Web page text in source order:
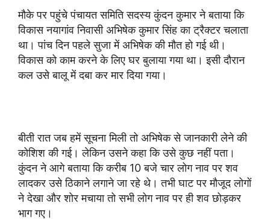
मौके पर पहुंचे पंचायत समिति सदस्य कुंदन कुमार ने बताया कि
विकास नयागांव निवासी अभिषेक कुमार सिंह का ट्रैक्टर चलाता
था। पांच दिन पहले सुजा में अभिषेक की मौत हो गई थी।
विकास को काम करने के लिए घर बुलाया गया था। इसी दौरान
कल उसे बालू में दबा कर मार दिया गया।
बीती रात जब हमें सूचना मिली तो अभिषेक से जानकारी लेने की
कोशिश की गई। लेकिन उसने कहा कि उसे कुछ नहीं पता।
कुंदन ने आगे बताया कि करीब 10 बजे चार लोग नाव पर शव
लादकर उसे ठिकाने लगाने जा रहे थे। तभी घाट पर मौजूद लोगों
ने देखा और शोर मचाया तो सभी लोग नाव पर ही शव छोड़कर
भाग गए।